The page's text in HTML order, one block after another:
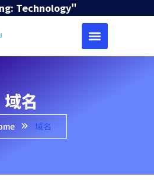
Technology"
域名
域名